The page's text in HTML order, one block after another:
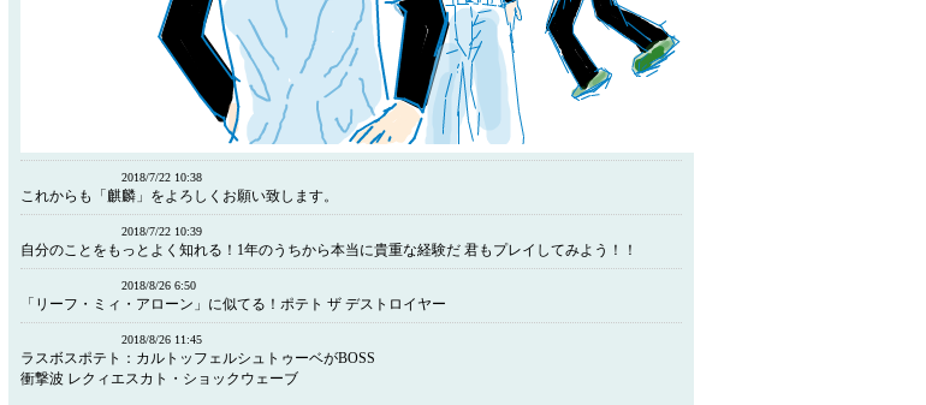
2018/7/22 10:38
これからも「麒麟」をよろしくお願い致します。
2018/7/22 10:39
自分のことをもっとよく知れる！1年のうちから本当に貴重な経験だ 君もプレイしてみよう！！
2018/8/26 6:50
「リーフ・ミィ・アローン」に似てる！ポテト ザ デストロイヤー
2018/8/26 11:45
ラスボスポテト：カルトッフェルシュトゥーベがBOSS
衝撃波 レクィエスカト・ショックウェーブ